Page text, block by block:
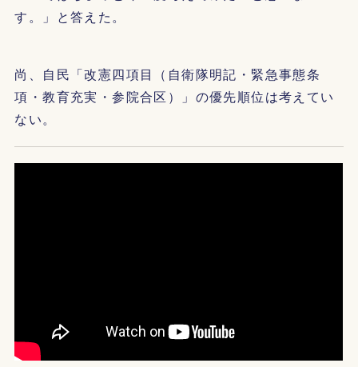
す。」と答えた。
尚、自民「改憲四項目（自衛隊明記・緊急事態条
項・教育充実・参院合区）」の優先順位は考えてい
ない。